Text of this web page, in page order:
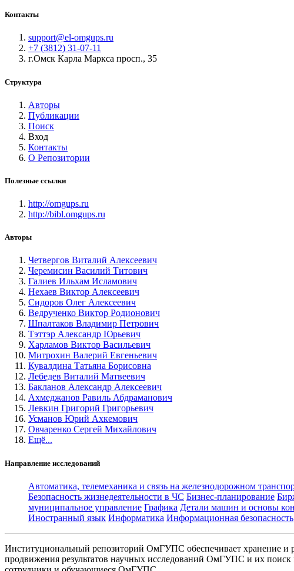
Контакты
support@el-omgups.ru
+7 (3812) 31-07-11
г.Омск Карла Маркса просп., 35
Структура
Авторы
Публикации
Поиск
Вход
Контакты
О Репозитории
Полезные ссылки
http://omgups.ru
http://bibl.omgups.ru
Авторы
Четвергов Виталий Алексеевич
Черемисин Василий Титович
Галиев Ильхам Исламович
Нехаев Виктор Алексеевич
Сидоров Олег Алексеевич
Ведрученко Виктор Родионович
Шпалтаков Владимир Петрович
Тэттэр Александр Юрьевич
Харламов Виктор Васильевич
Митрохин Валерий Евгеньевич
Кувалдина Татьяна Борисовна
Лебедев Виталий Матвеевич
Бакланов Александр Алексеевич
Ахмеджанов Равиль Абдраманович
Левкин Григорий Григорьевич
Усманов Юрий Ахкемович
Овчаренко Сергей Михайлович
Ещё...
Направление исследований
Автоматика, телемеханика и связь на железнодорожном
Безопасность жизнедеятельности в ЧС Бизнес-планирование
муниципальное управление Графика Детали машин и основы
Иностранный язык Информатика Информационная безопасность
Институциональный репозиторий ОмГУПС обеспечивает хранение и
продвижения результатов научных исследований ОмГУПС и их